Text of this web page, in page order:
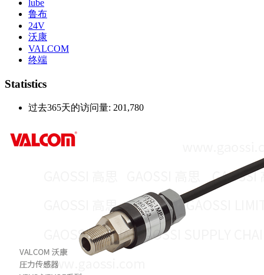
lube
鲁布
24V
沃康
VALCOM
终端
Statistics
过去365天的访问量: 201,780